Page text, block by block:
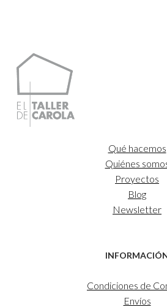
Qué hacemos
Quiénes
Proyectos
Blog
Newsletter
Condiciones de
Envíos